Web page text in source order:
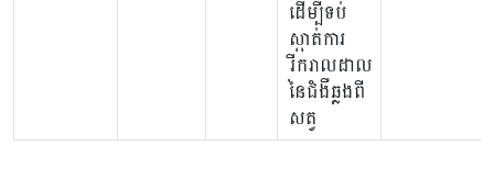
ដើម្បីទប់
ស្កាត់ការ
រីករាលដាល
នៃជំងឺឆ្លងពី
សត្វ